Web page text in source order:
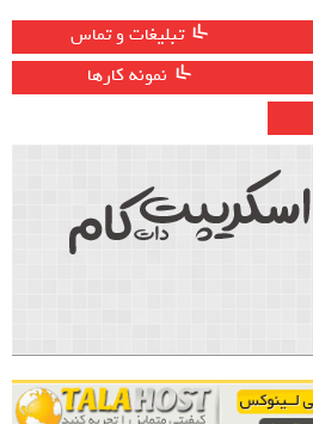
تبلیغات و تماس
نمونه کارها